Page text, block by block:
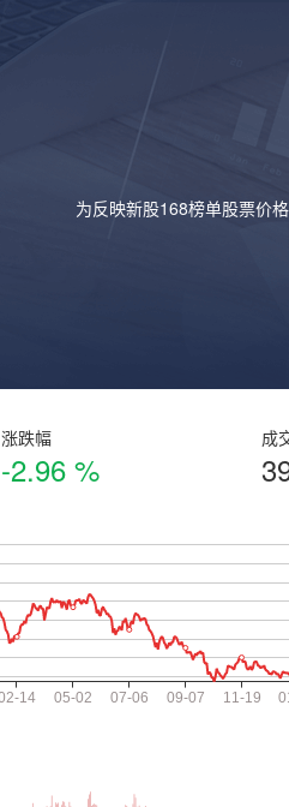
为反映新股168榜单股票价
涨跌幅
-2.96 %
成